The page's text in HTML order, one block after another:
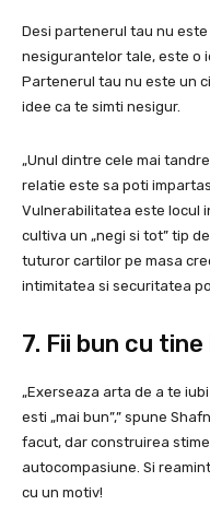
Desi partenerul tau nu
nesigurantelor tale, este o
Partenerul tau nu este un
idee ca te simti nesigur.
„Unul dintre cele mai
relatie este sa poti
Vulnerabilitatea este locul
cultiva un „negi si tot” tip
tuturor cartilor pe masa
intimitatea si securitatea
7. Fii bun cu
„Exerseaza arta de a te iubi
esti „mai bun”,” spune
facut, dar construirea
autocompasiune. Si
cu un motiv!